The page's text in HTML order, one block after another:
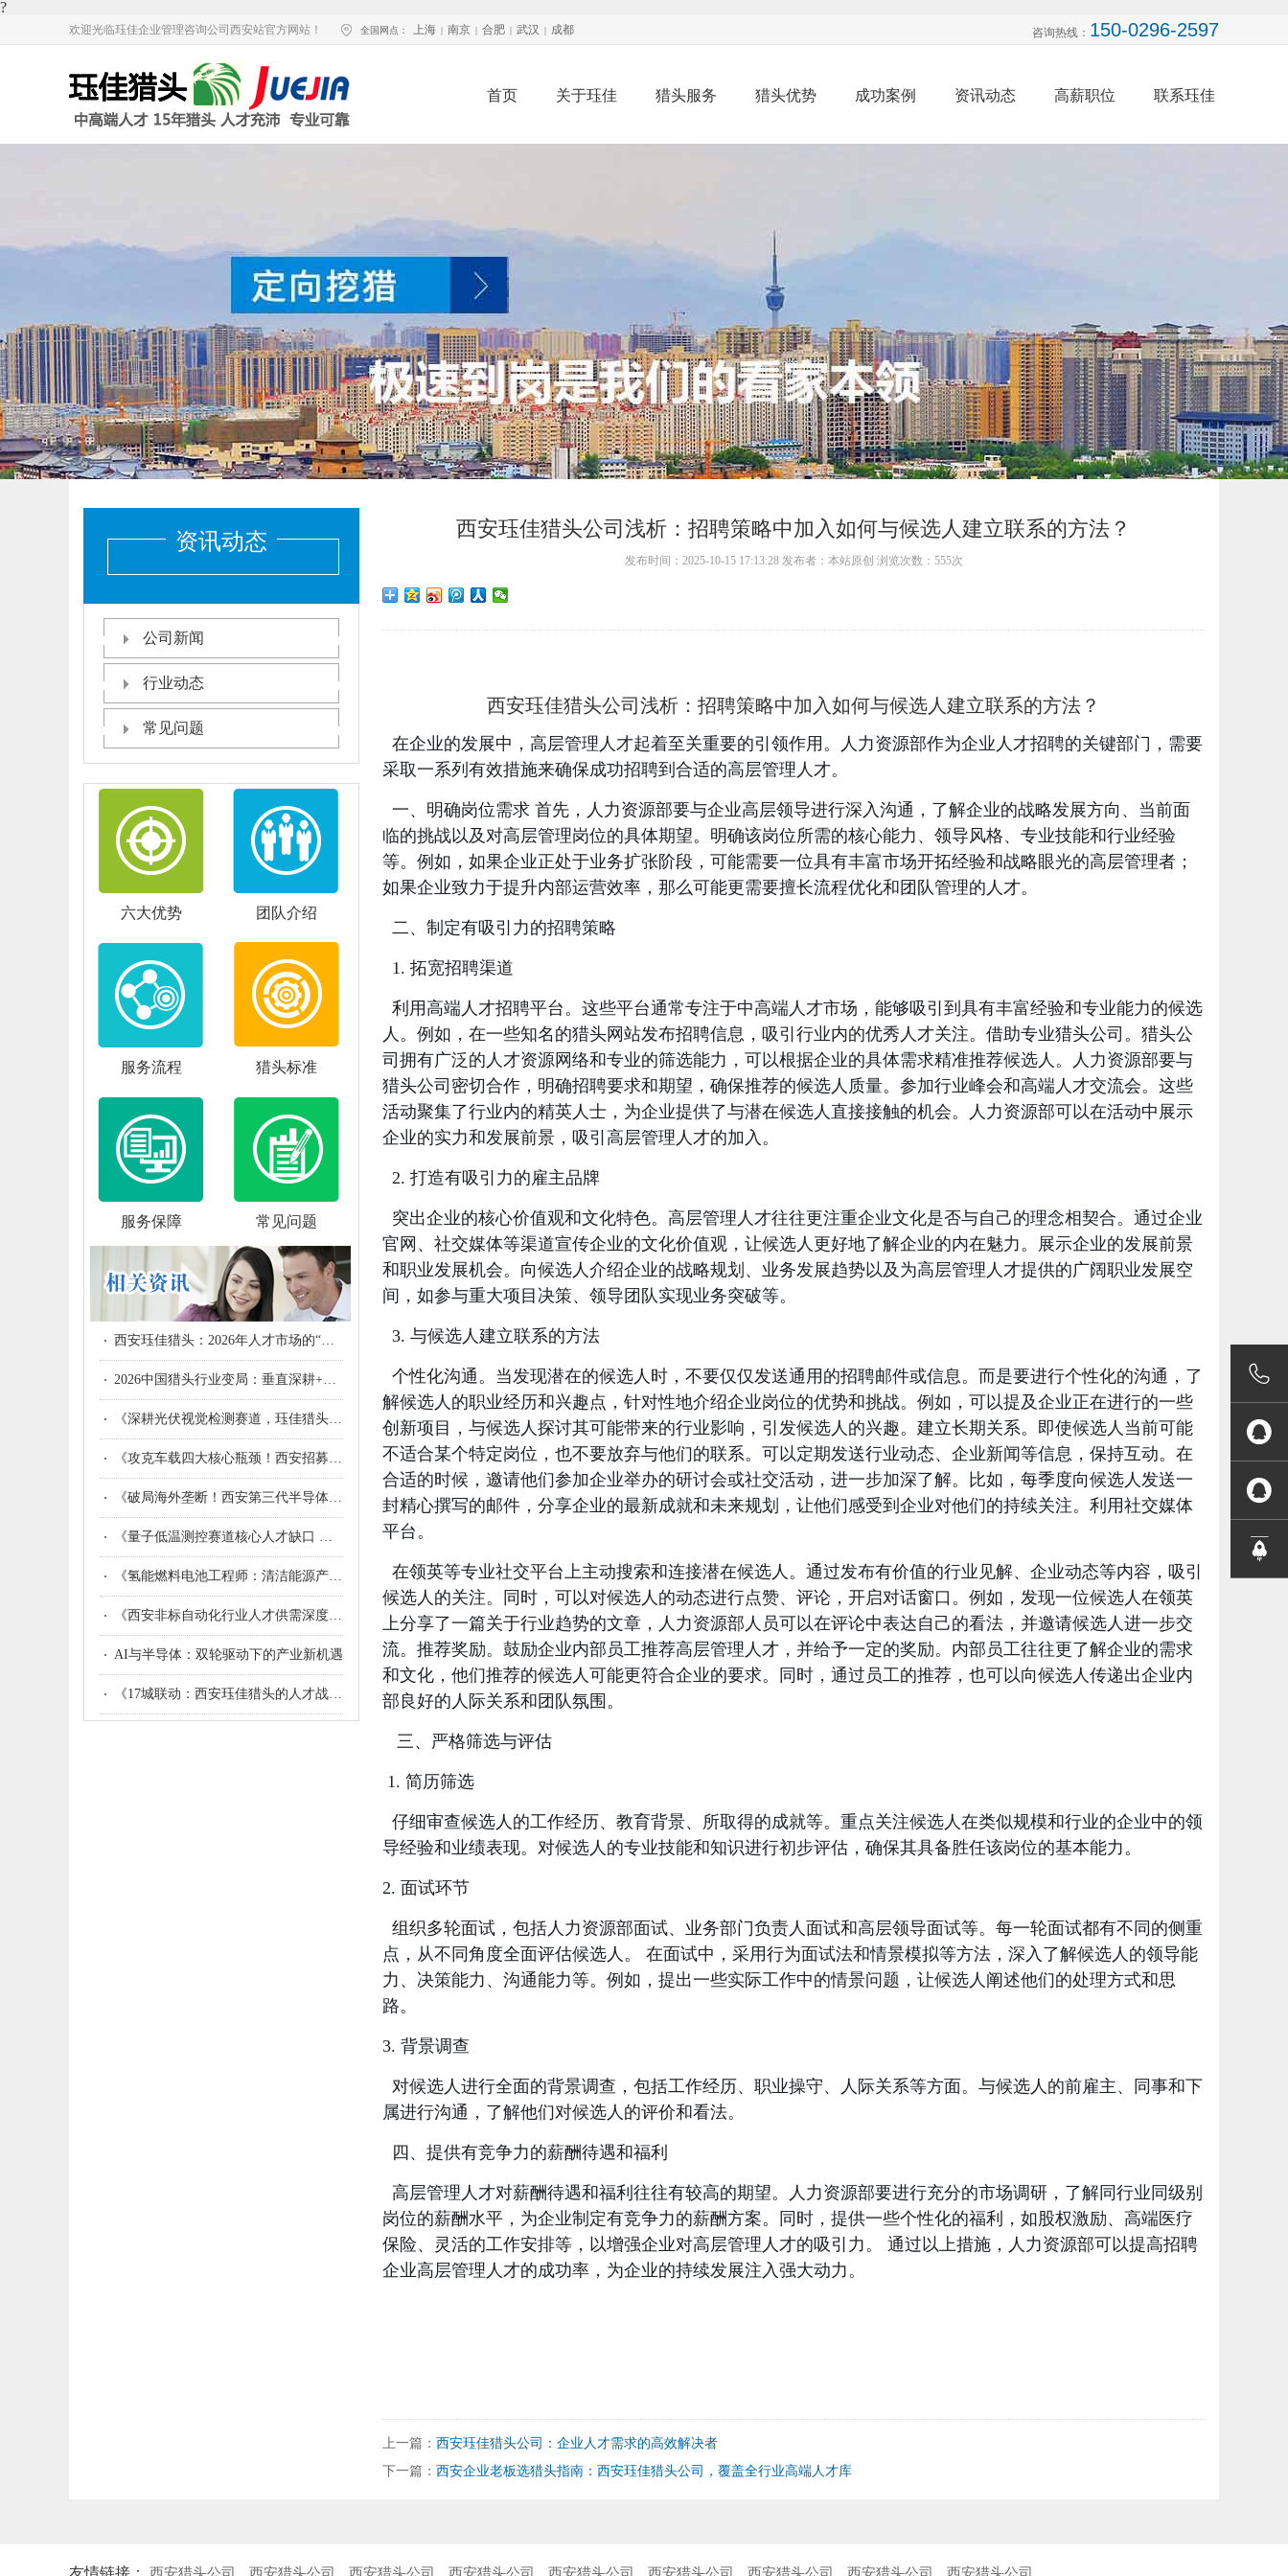
?
欢迎光临珏佳企业管理咨询公司西安站官方网站！ 全国网点： 上海 | 南京 | 合肥 | 武汉 | 成都 咨询热线： 150-0296-2597
首页 关于珏佳 猎头服务 猎头优势 成功案例 资讯动态 高薪职位 联系珏佳
资讯动态
公司新闻
行业动态
常见问题
六大优势 团队介绍
服务流程 猎头标准
服务保障 常见问题
西安珏佳猎头：2026年人才市场的“战略精准导航”
2026中国猎头行业变局：垂直深耕+AI驱动成破局关键，选对猎头=抢占人才先机
《深耕光伏视觉检测赛道，珏佳猎头成为西安光伏企业的高端人才伙伴》
《攻克车载四大核心瓶颈！西安招募座舱端侧AI算法领军者，打造低算力高体验国产座舱》
《破局海外垄断！西安第三代半导体集群诚邀SiC AI仿真算法领军人才构建自主研发体系》
《量子低温测控赛道核心人才缺口 西安开千万级补贴诚招专家》
《氢能燃料电池工程师：清洁能源产业化的“心脏起搏器”》
《西安非标自动化行业人才供需深度解析：现状、矛盾与精准对接策略》
AI与半导体：双轮驱动下的产业新机遇
《17城联动：西安珏佳猎头的人才战略博弈与行业深耕》
西安珏佳猎头公司浅析：招聘策略中加入如何与候选人建立联系的方法？
发布时间：2025-10-15 17:13:28 发布者：本站原创 浏览次数：555次
西安珏佳猎头公司浅析：招聘策略中加入如何与候选人建立联系的方法？
在企业的发展中，高层管理人才起着至关重要的引领作用。人力资源部作为企业人才招聘的关键部门，需要
采取一系列有效措施来确保成功招聘到合适的高层管理人才。
一、明确岗位需求 首先，人力资源部要与企业高层领导进行深入沟通，了解企业的战略发展方向、当前面
临的挑战以及对高层管理岗位的具体期望。明确该岗位所需的核心能力、领导风格、专业技能和行业经验
等。例如，如果企业正处于业务扩张阶段，可能需要一位具有丰富市场开拓经验和战略眼光的高层管理者；
如果企业致力于提升内部运营效率，那么可能更需要擅长流程优化和团队管理的人才。
二、制定有吸引力的招聘策略
1. 拓宽招聘渠道
利用高端人才招聘平台。这些平台通常专注于中高端人才市场，能够吸引到具有丰富经验和专业能力的候选
人。例如，在一些知名的猎头网站发布招聘信息，吸引行业内的优秀人才关注。借助专业猎头公司。猎头公
司拥有广泛的人才资源网络和专业的筛选能力，可以根据企业的具体需求精准推荐候选人。人力资源部要与
猎头公司密切合作，明确招聘要求和期望，确保推荐的候选人质量。参加行业峰会和高端人才交流会。这些
活动聚集了行业内的精英人士，为企业提供了与潜在候选人直接接触的机会。人力资源部可以在活动中展示
企业的实力和发展前景，吸引高层管理人才的加入。
2. 打造有吸引力的雇主品牌
突出企业的核心价值观和文化特色。高层管理人才往往更注重企业文化是否与自己的理念相契合。通过企业
官网、社交媒体等渠道宣传企业的文化价值观，让候选人更好地了解企业的内在魅力。展示企业的发展前景
和职业发展机会。向候选人介绍企业的战略规划、业务发展趋势以及为高层管理人才提供的广阔职业发展空
间，如参与重大项目决策、领导团队实现业务突破等。
3. 与候选人建立联系的方法
个性化沟通。当发现潜在的候选人时，不要仅仅发送通用的招聘邮件或信息。而是要进行个性化的沟通，了
解候选人的职业经历和兴趣点，针对性地介绍企业岗位的优势和挑战。例如，可以提及企业正在进行的一些
创新项目，与候选人探讨其可能带来的行业影响，引发候选人的兴趣。建立长期关系。即使候选人当前可能
不适合某个特定岗位，也不要放弃与他们的联系。可以定期发送行业动态、企业新闻等信息，保持互动。在
合适的时候，邀请他们参加企业举办的研讨会或社交活动，进一步加深了解。比如，每季度向候选人发送一
封精心撰写的邮件，分享企业的最新成就和未来规划，让他们感受到企业对他们的持续关注。利用社交媒体
平台。
在领英等专业社交平台上主动搜索和连接潜在候选人。通过发布有价值的行业见解、企业动态等内容，吸引
候选人的关注。同时，可以对候选人的动态进行点赞、评论，开启对话窗口。例如，发现一位候选人在领英
上分享了一篇关于行业趋势的文章，人力资源部人员可以在评论中表达自己的看法，并邀请候选人进一步交
流。推荐奖励。鼓励企业内部员工推荐高层管理人才，并给予一定的奖励。内部员工往往更了解企业的需求
和文化，他们推荐的候选人可能更符合企业的要求。同时，通过员工的推荐，也可以向候选人传递出企业内
部良好的人际关系和团队氛围。
三、严格筛选与评估
1. 简历筛选
仔细审查候选人的工作经历、教育背景、所取得的成就等。重点关注候选人在类似规模和行业的企业中的领
导经验和业绩表现。对候选人的专业技能和知识进行初步评估，确保其具备胜任该岗位的基本能力。
2. 面试环节
组织多轮面试，包括人力资源部面试、业务部门负责人面试和高层领导面试等。每一轮面试都有不同的侧重
点，从不同角度全面评估候选人。 在面试中，采用行为面试法和情景模拟等方法，深入了解候选人的领导能
力、决策能力、沟通能力等。例如，提出一些实际工作中的情景问题，让候选人阐述他们的处理方式和思
路。
3. 背景调查
对候选人进行全面的背景调查，包括工作经历、职业操守、人际关系等方面。与候选人的前雇主、同事和下
属进行沟通，了解他们对候选人的评价和看法。
四、提供有竞争力的薪酬待遇和福利
高层管理人才对薪酬待遇和福利往往有较高的期望。人力资源部要进行充分的市场调研，了解同行业同级别
岗位的薪酬水平，为企业制定有竞争力的薪酬方案。同时，提供一些个性化的福利，如股权激励、高端医疗
保险、灵活的工作安排等，以增强企业对高层管理人才的吸引力。 通过以上措施，人力资源部可以提高招聘
企业高层管理人才的成功率，为企业的持续发展注入强大动力。
上一篇： 西安珏佳猎头公司：企业人才需求的高效解决者
下一篇： 西安企业老板选猎头指南：西安珏佳猎头公司，覆盖全行业高端人才库
友情链接：



